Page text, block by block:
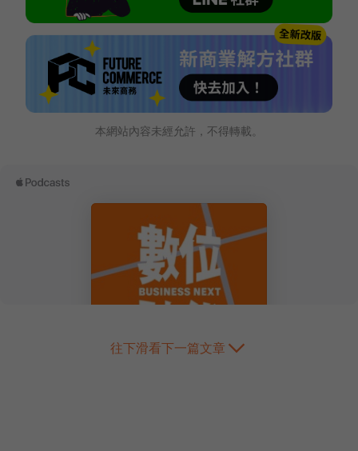
本網站內容未經允許，不得轉載。
往下滑看下一篇文章